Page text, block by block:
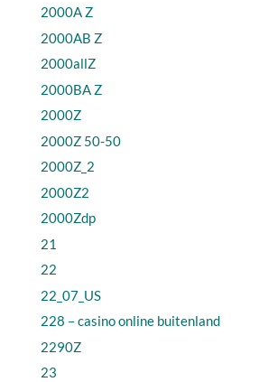
2000A Z
2000AB Z
2000allZ
2000BA Z
2000Z
2000Z 50-50
2000Z_2
2000Z2
2000Zdp
21
22
22_07_US
228 – casino online buitenland
2290Z
23